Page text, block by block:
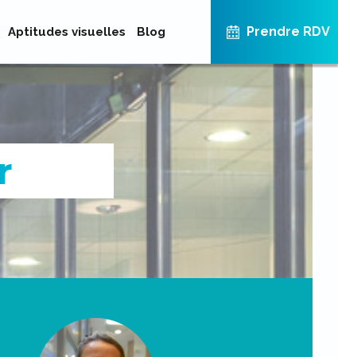
Aptitudes visuelles Blog Prendre RDV